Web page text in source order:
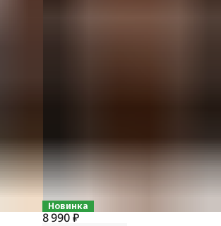
Новинка
8 990 ₽